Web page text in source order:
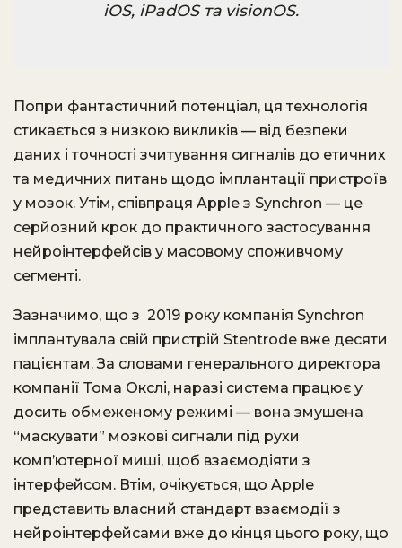
iOS, iPadOS та visionOS.
Попри фантастичний потенціал, ця технологія
стикається з низкою викликів — від безпеки
даних і точності зчитування сигналів до етичних
та медичних питань щодо імплантації пристроїв
у мозок. Утім, співпраця Apple з Synchron — це
серйозний крок до практичного застосування
нейроінтерфейсів у масовому споживчому
сегменті.
Зазначимо, що з 2019 року компанія Synchron
імплантувала свій пристрій Stentrode вже десяти
пацієнтам. За словами генерального директора
компанії Тома Окcлі, наразі система працює у
досить обмеженому режимі — вона змушена
“маскувати” мозкові сигнали під рухи
комп’ютерної миші, щоб взаємодіяти з
інтерфейсом. Втім, очікується, що Apple
представить власний стандарт взаємодії з
нейроінтерфейсами вже до кінця цього року, що